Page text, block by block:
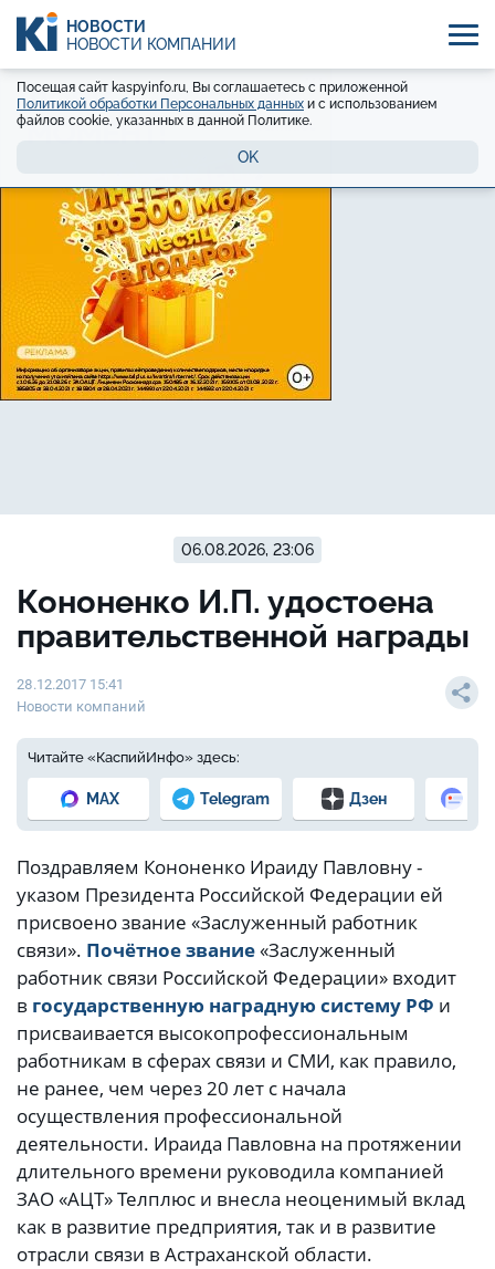
НОВОСТИ
НОВОСТИ КОМПАНИЙ
Посещая сайт kaspyinfo.ru, Вы соглашаетесь с приложенной
Политикой обработки Персональных данных и с использованием
файлов cookie, указанных в данной Политике.
OK
06.08.2026, 23:06
Кононенко И.П. удостоена
правительственной награды
28.12.2017 15:41
Новости компаний
Читайте «КаспийИнфо» здесь:
MAX Telegram Дзен
Поздравляем Кононенко Ираиду Павловну -
указом Президента Российской Федерации ей
присвоено звание «Заслуженный работник
связи». Почётное звание«Заслуженный
работник связи Российской Федерации» входит
в государственную наградную систему РФ и
присваивается высокопрофессиональным
работникам в сферах связи и СМИ, как правило,
не ранее, чем через 20 лет с начала
осуществления профессиональной
деятельности. Ираида Павловна на протяжении
длительного времени руководила компанией
ЗАО «АЦТ» Телплюс и внесла неоценимый вклад
как в развитие предприятия, так и в развитие
отрасли связи в Астраханской области.